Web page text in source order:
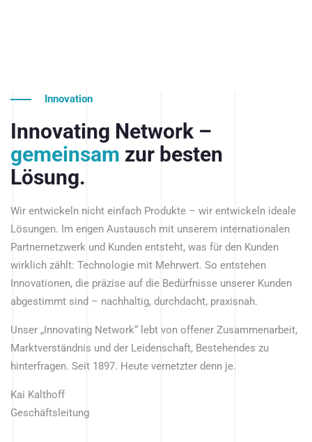
Innovation
Innovating Network –
gemeinsam zur besten
Lösung.
Wir entwickeln nicht einfach Produkte – wir entwickeln ideale
Lösungen. Im engen Austausch mit unserem internationalen
Partnernetzwerk und Kunden entsteht, was für den Kunden
wirklich zählt: Technologie mit Mehrwert. So entstehen
Innovationen, die präzise auf die Bedürfnisse unserer Kunden
abgestimmt sind – nachhaltig, durchdacht, praxisnah.
Unser „Innovating Network“ lebt von offener Zusammenarbeit,
Marktverständnis und der Leidenschaft, Bestehendes zu
hinterfragen. Seit 1897. Heute vernetzter denn je.
Kai Kalthoff
Geschäftsleitung